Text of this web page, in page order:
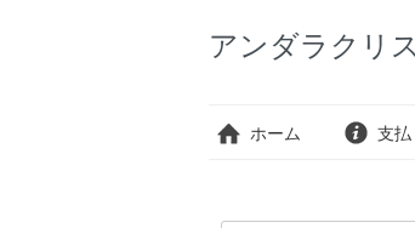
アンダラクリ
ホーム 支払